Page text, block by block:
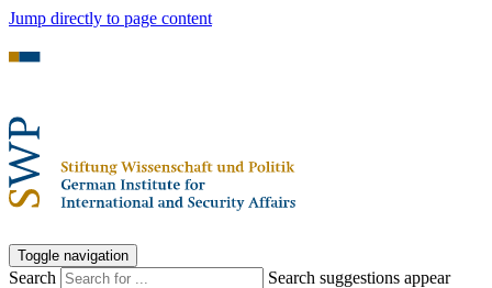
Jump directly to page content
Toggle navigation
Search
Search suggestions appear